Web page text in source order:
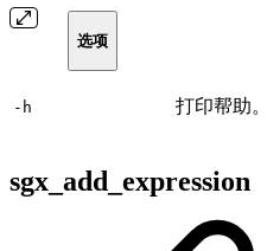
选项
-h 打印帮助。
sgx_add_expression